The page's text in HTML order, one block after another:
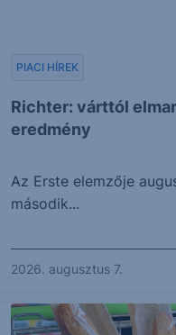
Richter: várttól
eredmény
PIACI HÍREK
Az Erste elemzője
második...
2026. augusztus 7.